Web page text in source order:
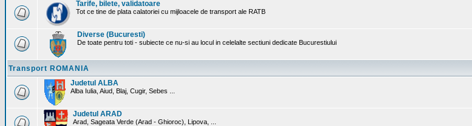
Tarife, bilete, validatoare
Tot ce tine de plata calatoriei cu mijloacele de transport ale RATB
Diverse (Bucuresti)
De toate pentru toti - subiecte ce nu-si au locul in celelalte sectiuni dedicate Bucurestiului
Transport ROMANIA
Judetul ALBA
Alba Iulia, Aiud, Blaj, Cugir, Sebes ...
Judetul ARAD
Arad, Sageata Verde (Arad - Ghioroc), Lipova, ...